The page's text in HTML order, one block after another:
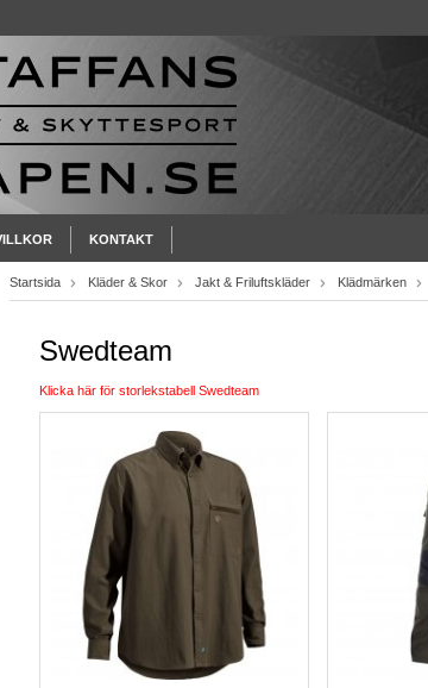
KONTAKT
Startsida Kläder & Skor Jakt & Friluftskläder Klädmärken
Swedteam
Klicka här för storlekstabell Swedteam